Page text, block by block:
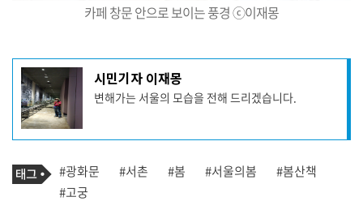
카페 창문 안으로 보이는 풍경 ⓒ이재몽
기
사
작
성
자
프
필
시민기자 이재몽
변해가는 서울의 모습을 전해 드리겠습니다.
기
사
관
련
태
그
#광화문 #서촌 #봄 #서울의봄
#봄산책
#고궁